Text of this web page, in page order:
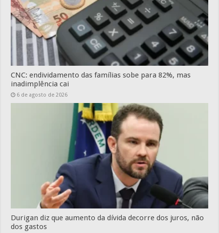
CNC: endividamento das famílias sobe para 82%, mas
inadimplência cai
6 de agosto de 2026
Durigan diz que aumento da dívida decorre dos juros, não
dos gastos